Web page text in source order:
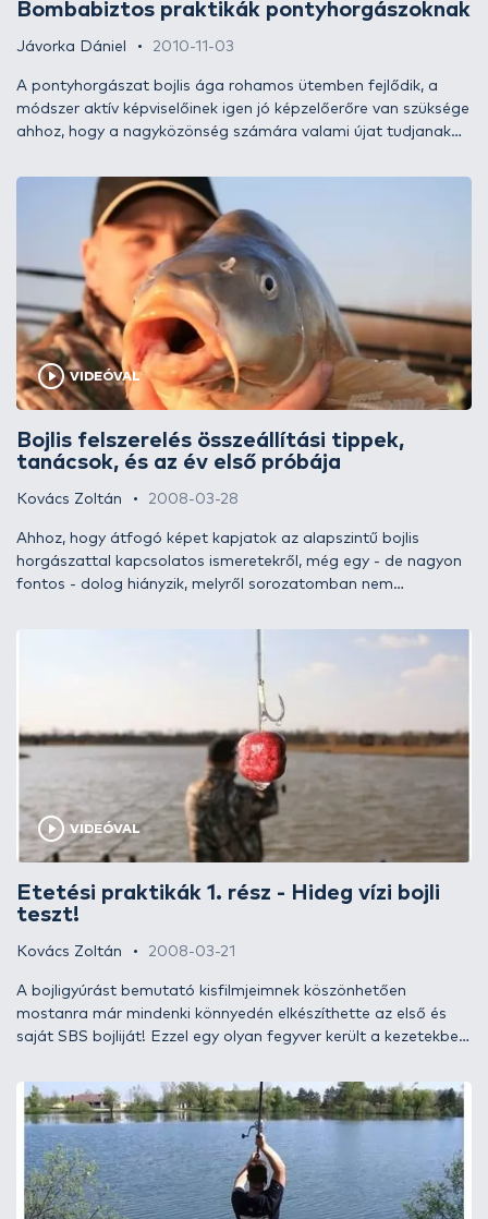
Bombabiztos praktikák pontyhorgászoknak
Jávorka Dániel 2010-11-03
A pontyhorgászat bojlis ága rohamos ütemben fejlődik, a
módszer aktív képviselőinek igen jó képzelőerőre van szüksége
ahhoz, hogy a nagyközönség számára valami újat tudjanak
sporttársnak, nekem is megvannak a magam bevált praktikái,
azonban valami, tán egy olyan egyszerű tulajdonság, mint a
kíváncsiság, mindig arra ösztönöz, hogy új dolgokat
találjak/próbáljak ki. Az egyre nagyobb horgászati nyomás
hatására a halak egyre nagyobb rezisztenciával válaszolnak,
ezért nem szabad hosszú időre az addig jól bevált dolgoknál
leragadni. Ebben az írásban megosztanám veletek azokat az
apró praktikákat, melyeknek az idei nyár legszebb fogásait
köszönhettem…
VIDEÓVAL
Bojlis felszerelés összeállítási tippek,
tanácsok, és az év első próbája
Kovács Zoltán 2008-03-28
Ahhoz, hogy átfogó képet kapjatok az alapszintű bojlis
horgászattal kapcsolatos ismeretekről, még egy - de nagyon
fontos - dolog hiányzik, melyről sorozatomban nem
megválasztása és optimális összeállítása. Ebben kívánok
most segítséget adni, amelyet egy „élő” teszthorgászat tesz
teljessé. A melléklet kisfilm segítségével Ti is velem tarthattok
VIDEÓVAL
Etetési praktikák 1. rész - Hideg vízi bojli
teszt!
Kovács Zoltán 2008-03-21
A bojligyúrást bemutató kisfilmjeimnek köszönhetően
mostanra már mindenki könnyedén elkészíthette az első és
saját SBS bojliját! Ezzel egy olyan fegyver került a kezetekbe,
tapasztalataitok szabhatnak határt! Ebben az epizódban a
csalizási praktikákat és etetési technikákat szeretném nektek
bemutatni, amik a filmemben elkészített bojlikhoz tökéletesen
illeszkednek. A bemutatóm helyszíne a Nyíregyházi Verba
tanya horgásztó.